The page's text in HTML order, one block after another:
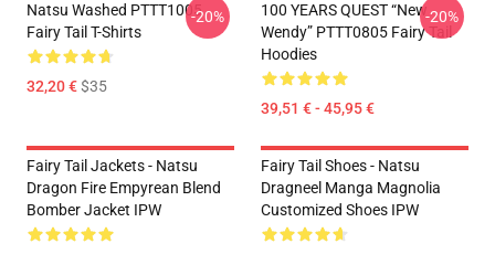
Natsu Washed PTTT1005
Fairy Tail T-Shirts
32,20 €$35
-20%
100 YEARS QUEST “New
Wendy” PTTT0805 Fairy Tail
Hoodies
39,51 € - 45,95 €
-20%
Fairy Tail Jackets - Natsu
Dragon Fire Empyrean Blend
Bomber Jacket IPW
Fairy Tail Shoes - Natsu
Dragneel Manga Magnolia
Customized Shoes IPW